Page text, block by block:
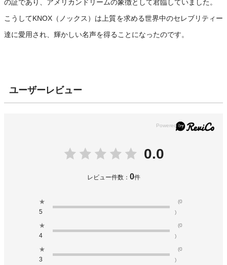
の証であり、アメリカンドリームの象徴として君臨していました。
こうしてKNOX（ノックス）は上質を求める世界中のセレブリティー
達に愛用され、輝かしい名声を得ることになったのです。
ユーザーレビュー
0.0
レビュー件数： 0件
★
5
(0
)
★
4
(0
)
★
3
(0
)